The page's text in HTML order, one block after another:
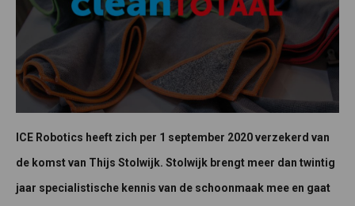
ICE Robotics heeft zich per 1 september 2020 verzekerd van
de komst van Thijs Stolwijk. Stolwijk brengt meer dan twintig
jaar specialistische kennis van de schoonmaak mee en gaat